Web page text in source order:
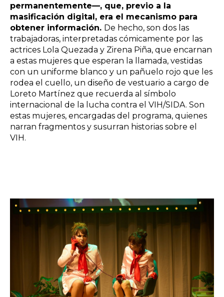
permanentemente—, que, previo a la
masificación digital, era el mecanismo para
obtener información. De hecho, son dos las
trabajadoras, interpretadas cómicamente por las
actrices Lola Quezada y Zirena Piña, que encarnan
a estas mujeres que esperan la llamada, vestidas
con un uniforme blanco y un pañuelo rojo que les
rodea el cuello, un diseño de vestuario a cargo de
Loreto Martínez que recuerda al símbolo
internacional de la lucha contra el VIH/SIDA. Son
estas mujeres, encargadas del programa, quienes
narran fragmentos y susurran historias sobre el
VIH.